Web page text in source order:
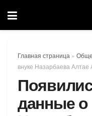
Главная страница »
внуке Назарбаева Алтае
данные о